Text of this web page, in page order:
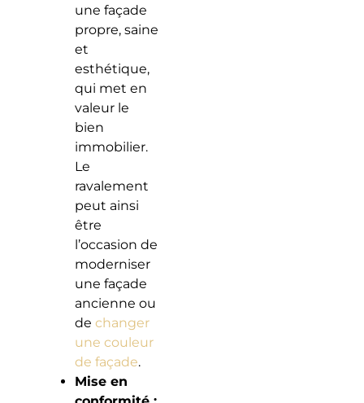
une façade
propre, saine
et
esthétique,
qui met en
valeur le
bien
immobilier.
Le
ravalement
peut ainsi
être
l’occasion de
moderniser
une façade
ancienne ou
de changer
une couleur
de façade.
Mise en